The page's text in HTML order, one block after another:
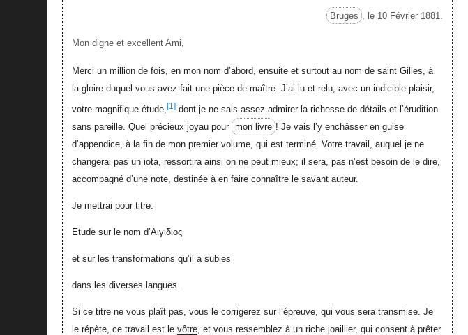
Bruges , le 10 Février 1881.
Mon digne et excellent Ami,
Merci un million de fois, en mon nom d’abord, ensuite et surtout au nom de saint Gilles, à
la gloire duquel vous avez fait une pièce de maître. J’ai lu et relu, avec un indicible plaisir,
votre magnifique étude, [1]dont je ne sais assez admirer la richesse de détails et l’érudition
sans pareille. Quel précieux joyau pour mon livre ! Je vais l’y enchâsser en guise
d’appendice, à la fin de mon premier volume, qui est terminé. Votre travail, auquel je ne
changerai pas un iota, ressortira ainsi on ne peut mieux; il sera, pas n’est besoin de le dire,
accompagné d’une note, destinée à en faire connaître le savant auteur.
Je mettrai pour titre:
Etude sur le nom d’Αιγιδιος
et sur les transformations qu’il a subies
dans les diverses langues.
Si ce titre ne vous plaît pas, vous le corrigerez sur l’épreuve, qui vous sera transmise. Je
le répète, ce travail est le vôtre, et vous ressemblez à un riche joaillier, qui consent à prêter